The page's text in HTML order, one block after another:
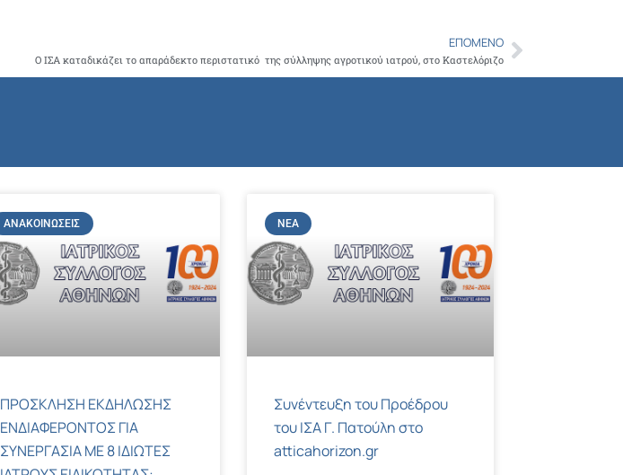
ΕΠΌΜΕΝΟ
Ο ΙΣΑ καταδικάζει το απαράδεκτο περιστατικό της σύλληψης αγροτικού ιατρού, στο ΚαστελόριζοNext
ΑΝΑΚΟΙΝΏΣΕΙΣ
ΠΡΟΣΚΛΗΣΗ ΕΚΔΗΛΩΣΗΣ
ΕΝΔΙΑΦΕΡΟΝΤΟΣ ΓΙΑ
ΣΥΝΕΡΓΑΣΙΑ ΜΕ 8 ΙΔΙΩΤΕΣ
ΝΈΑ
Συνέντευξη του Προέδρου
του ΙΣΑ Γ. Πατούλη στο
atticahorizon.gr